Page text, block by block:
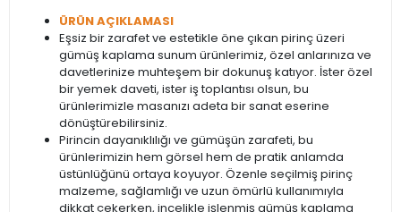
ÜRÜN AÇIKLAMASI
Eşsiz bir zarafet ve estetikle öne çıkan pirinç üzeri
gümüş kaplama sunum ürünlerimiz, özel anlarınıza ve
davetlerinize muhteşem bir dokunuş katıyor. İster özel
bir yemek daveti, ister iş toplantısı olsun, bu
ürünlerimizle masanızı adeta bir sanat eserine
dönüştürebilirsiniz.
Pirincin dayanıklılığı ve gümüşün zarafeti, bu
ürünlerimizin hem görsel hem de pratik anlamda
üstünlüğünü ortaya koyuyor. Özenle seçilmiş pirinç
malzeme, sağlamlığı ve uzun ömürlü kullanımıyla
dikkat çekerken, incelikle işlenmiş gümüş kaplama